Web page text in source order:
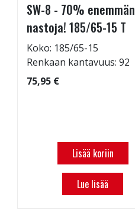
SW-8 - 70% enemmän
nastoja! 185/65-15 T
Koko: 185/65-15
Renkaan kantavuus: 92
75,95 €
Lisää koriin
Lue lisää